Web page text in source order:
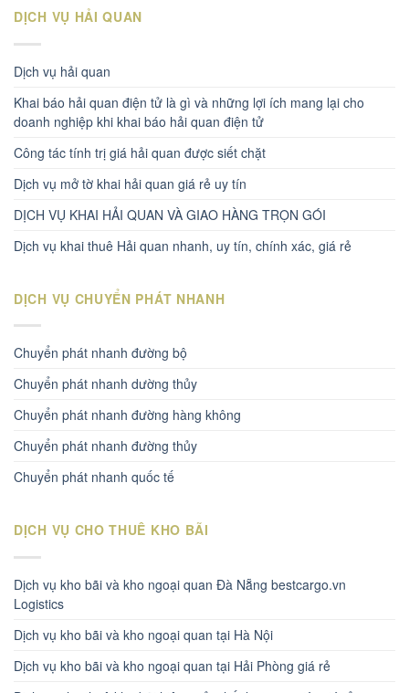
DỊCH VỤ HẢI QUAN
Dịch vụ hải quan
Khai báo hải quan điện tử là gì và những lợi ích mang lại cho
doanh nghiệp khi khai báo hải quan điện tử
Công tác tính trị giá hải quan được siết chặt
Dịch vụ mở tờ khai hải quan giá rẻ uy tín
DỊCH VỤ KHAI HẢI QUAN VÀ GIAO HÀNG TRỌN GÓI
Dịch vụ khai thuê Hải quan nhanh, uy tín, chính xác, giá rẻ
DỊCH VỤ CHUYỂN PHÁT NHANH
Chuyển phát nhanh đường bộ
Chuyển phát nhanh dường thủy
Chuyển phát nhanh đường hàng không
Chuyển phát nhanh đường thủy
Chuyển phát nhanh quốc tế
DỊCH VỤ CHO THUÊ KHO BÃI
Dịch vụ kho bãi và kho ngoại quan Đà Nẵng bestcargo.vn
Logistics
Dịch vụ kho bãi và kho ngoại quan tại Hà Nội
Dịch vụ kho bãi và kho ngoại quan tại Hải Phòng giá rẻ